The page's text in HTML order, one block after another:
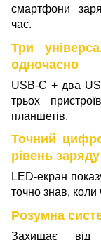
смартфони
час.
Три
одночасно
USB-C + два
трьох
планшетів.
Точний
рівень заряду
LED-екран
точно знав, коли
Розумна
Захищає від